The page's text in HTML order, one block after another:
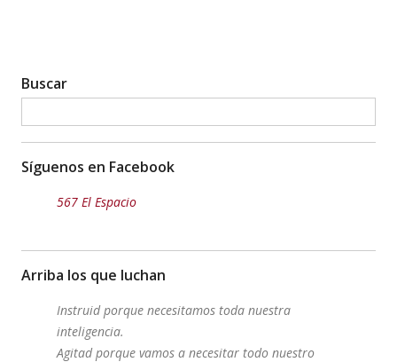
Buscar
Síguenos en Facebook
567 El Espacio
Arriba los que luchan
Instruid porque necesitamos toda nuestra
inteligencia.
Agitad porque vamos a necesitar todo nuestro